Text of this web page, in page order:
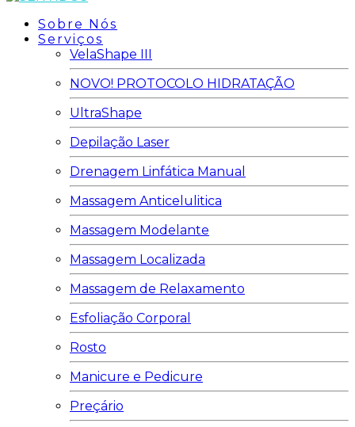
Sobre Nós
Serviços
VelaShape III
NOVO! PROTOCOLO HIDRATAÇÃO
UltraShape
Depilação Laser
Drenagem Linfática Manual
Massagem Anticelulitica
Massagem Modelante
Massagem Localizada
Massagem de Relaxamento
Esfoliação Corporal
Rosto
Manicure e Pedicure
Preçário